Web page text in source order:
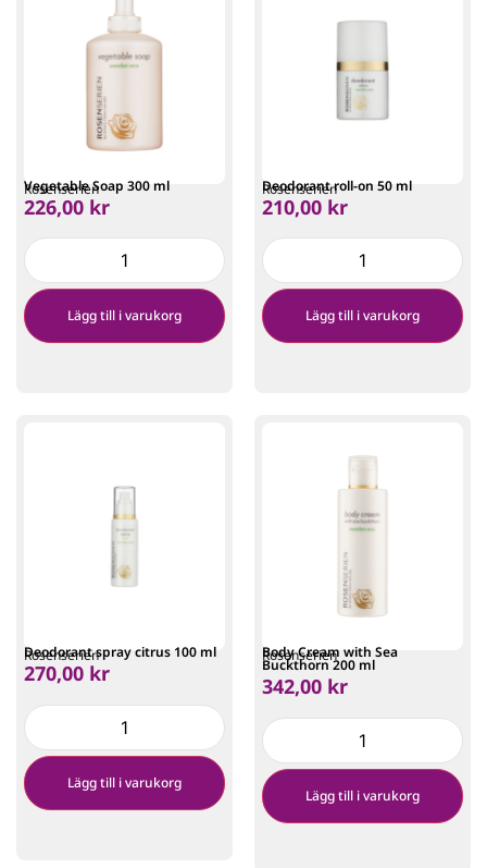
Rosenserien
Vegetable Soap 300 ml
226,00 kr
Lägg till i varukorg
Rosenserien
Deodorant roll-on 50 ml
210,00 kr
Lägg till i varukorg
Rosenserien
Deodorant spray citrus 100 ml
270,00 kr
Lägg till i varukorg
Rosenserien
Body Cream with Sea
Buckthorn 200 ml
342,00 kr
Lägg till i varukorg